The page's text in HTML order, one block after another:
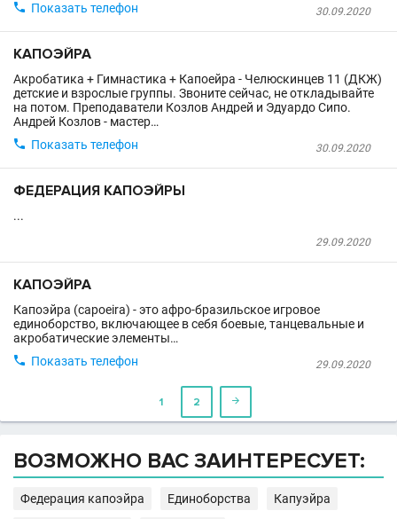
30.09.2020
 Показать телефон
КАПОЭЙРА
Акробатика + Гимнастика + Капоейра - Челюскинцев 11 (ДКЖ)
детские и взрослые группы. Звоните сейчас, не откладывайте
на потом. Преподаватели Козлов Андрей и Эдуардо Сипо.
Андрей Козлов - мастер…
30.09.2020
 Показать телефон
ФЕДЕРАЦИЯ КАПОЭЙРЫ
...
29.09.2020
КАПОЭЙРА
Капоэйра (capoeira) - это афро-бразильское игровое
единоборство, включающее в себя боевые, танцевальные и
акробатические элементы…
29.09.2020
 Показать телефон
1 2 
ВОЗМОЖНО ВАС ЗАИНТЕРЕСУЕТ:
Федерация капоэйра Единоборства Капуэйра